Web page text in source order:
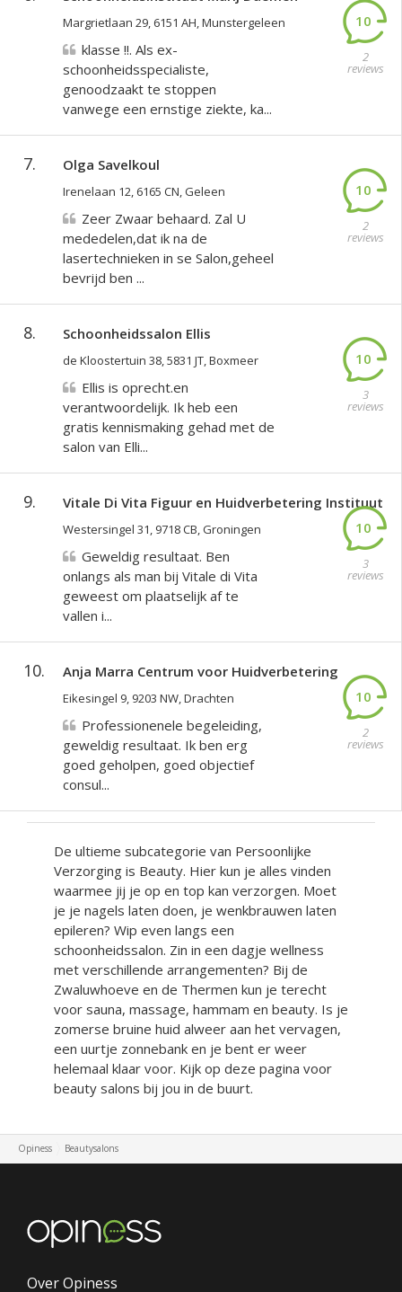
Margrietlaan 29, 6151 AH, Munstergeleen 10
2
reviews
klasse !!. Als ex-
schoonheidsspecialiste,
genoodzaakt te stoppen
vanwege een ernstige ziekte, ka...
7. Olga Savelkoul
Irenelaan 12, 6165 CN, Geleen 10
2
reviews
Zeer Zwaar behaard. Zal U
mededelen,dat ik na de
lasertechnieken in se Salon,geheel
bevrijd ben ...
8. Schoonheidssalon Ellis
de Kloostertuin 38, 5831 JT, Boxmeer 10
3
reviews
Ellis is oprecht.en
verantwoordelijk. Ik heb een
gratis kennismaking gehad met de
salon van Elli...
9. Vitale Di Vita Figuur en Huidverbetering Instituut
Westersingel 31, 9718 CB, Groningen 10
3
reviews
Geweldig resultaat. Ben
onlangs als man bij Vitale di Vita
geweest om plaatselijk af te
vallen i...
10. Anja Marra Centrum voor Huidverbetering
Eikesingel 9, 9203 NW, Drachten 10
2
reviews
Professionenele begeleiding,
geweldig resultaat. Ik ben erg
goed geholpen, goed objectief
consul...
De ultieme subcategorie van Persoonlijke
Verzorging is Beauty. Hier kun je alles vinden
waarmee jij je op en top kan verzorgen. Moet
je je nagels laten doen, je wenkbrauwen laten
epileren? Wip even langs een
schoonheidssalon. Zin in een dagje wellness
met verschillende arrangementen? Bij de
Zwaluwhoeve en de Thermen kun je terecht
voor sauna, massage, hammam en beauty. Is je
zomerse bruine huid alweer aan het vervagen,
een uurtje zonnebank en je bent er weer
helemaal klaar voor. Kijk op deze pagina voor
beauty salons bij jou in de buurt.
Opiness Beautysalons
Over Opiness